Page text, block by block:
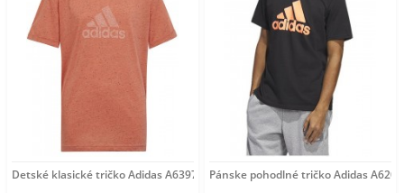
Detské klasické tričko Adidas A6397 Pánske pohodlné tričko Adidas A6206